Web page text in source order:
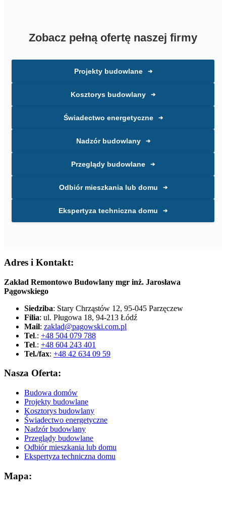
Zobacz pełną ofertę naszej firmy
Projekty budowlane ➔
Kosztorys budowlany ➔
Świadectwo energetyczne ➔
Nadzór budowlany ➔
Przeglądy budowlane ➔
Odbiór mieszkania lub domu ➔
Ekspertyza techniczna domu ➔
Adres i Kontakt:
Zakład Remontowo Budowlany mgr inż. Jarosława
Pągowskiego
Siedziba: Stary Chrząstów 12, 95-045 Parzęczew
Filia: ul. Pługowa 18, 94-213 Łódź
Mail: zaklad@pagowski.com.pl
Tel.: +48 504 079 788
Tel.: +48 604 243 401
Tel./fax: +48 42 634 09 59
Nasza Oferta:
Budowa domów
Projekty budowlane
Kosztorys budowlany
Świadectwo energetyczne
Nadzór budowlany
Przeglądy budowlane
Odbiór mieszkania lub domu
Ekspertyza techniczna domu
Mapa: